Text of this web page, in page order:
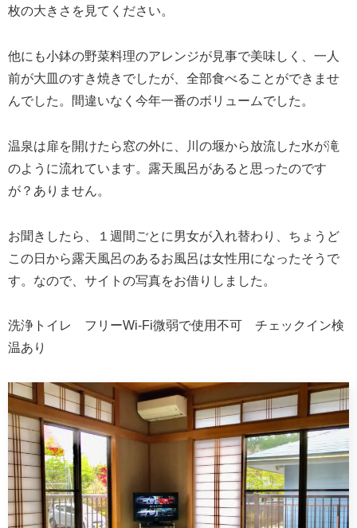
枚の大きさを見てください。
他にも小鉢の野菜料理のアレンジが見事で美味しく、一人
前が大皿のすき焼きでしたが、全部食べることができませ
んでした。間違いなく今年一番のボリュームでした。
温泉は扉を開けたら窓の外に、川の堰から放流した水が滝
のように流れています。露天風呂があると思ったのです
が？ありません。
お聞きしたら、１週間ごとに男女が入れ替わり、ちょうど
この日から露天風呂のあるお風呂は女性用になったそうで
す。なので、サイトの写真をお借りしました。
洗浄トイレ フリーWi-Fi微弱で使用不可 チェックイン検
温あり